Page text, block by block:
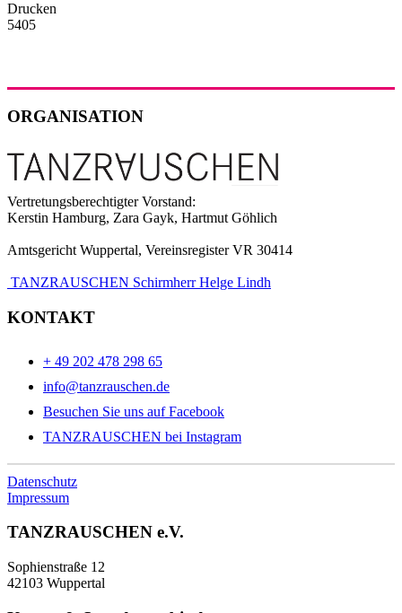
Drucken
5405
ORGANISATION
Vertretungsberechtigter Vorstand:
Kerstin Hamburg, Zara Gayk, Hartmut Göhlich
Amtsgericht Wuppertal, Vereinsregister VR 30414
TANZRAUSCHEN Schirmherr Helge Lindh
KONTAKT
+ 49 202 478 298 65
info@tanzrauschen.de
Besuchen Sie uns auf Facebook
TANZRAUSCHEN bei Instagram
Datenschutz
Impressum
TANZRAUSCHEN e.V.
Sophienstraße 12
42103 Wuppertal